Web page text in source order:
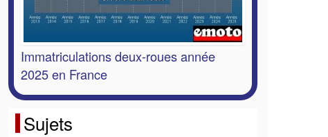
Immatriculations deux-roues année
2025 en France
Sujets